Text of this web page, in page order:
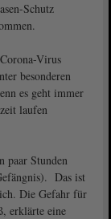
Schutz
Virus
besonderen
es geht immer
laufen
paar Stunden
Das ist
Die Gefahr für
erklärte eine